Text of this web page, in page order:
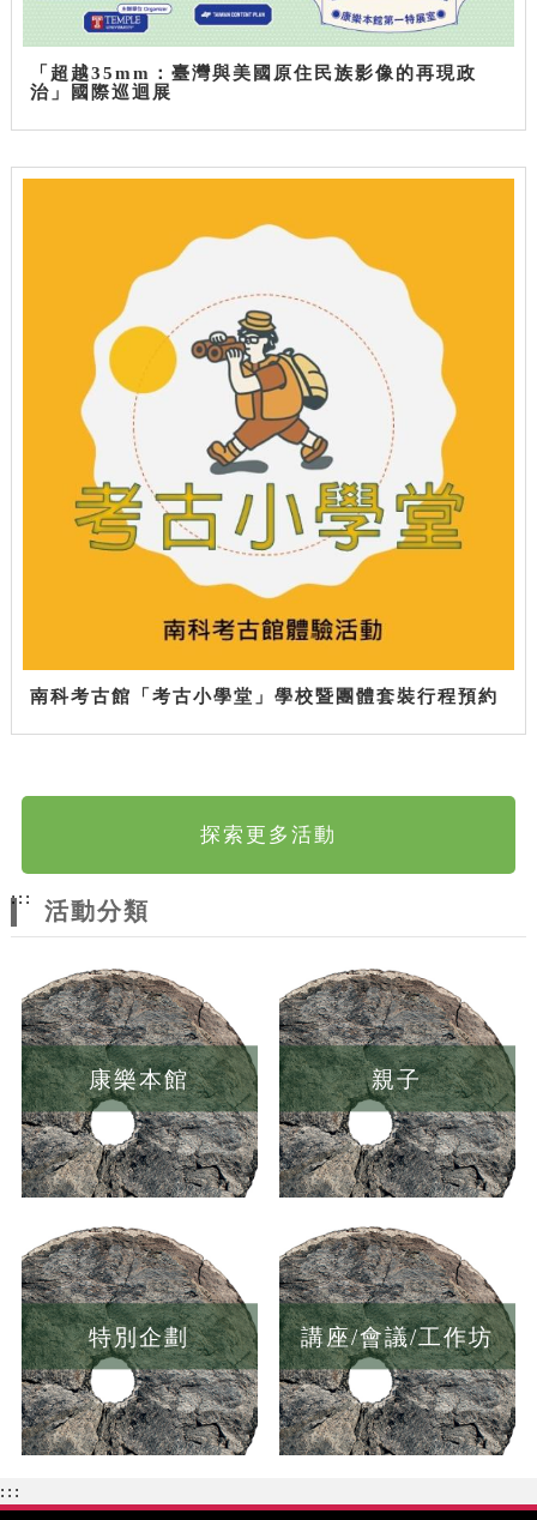
「超越35mm：臺灣與美國原住民族影像的再現政
治」國際巡迴展
南科考古館「考古小學堂」學校暨團體套裝行程預約
探索更多活動
:::
活動分類
康樂本館 親子
特別企劃 講座/會議/工作坊
:::